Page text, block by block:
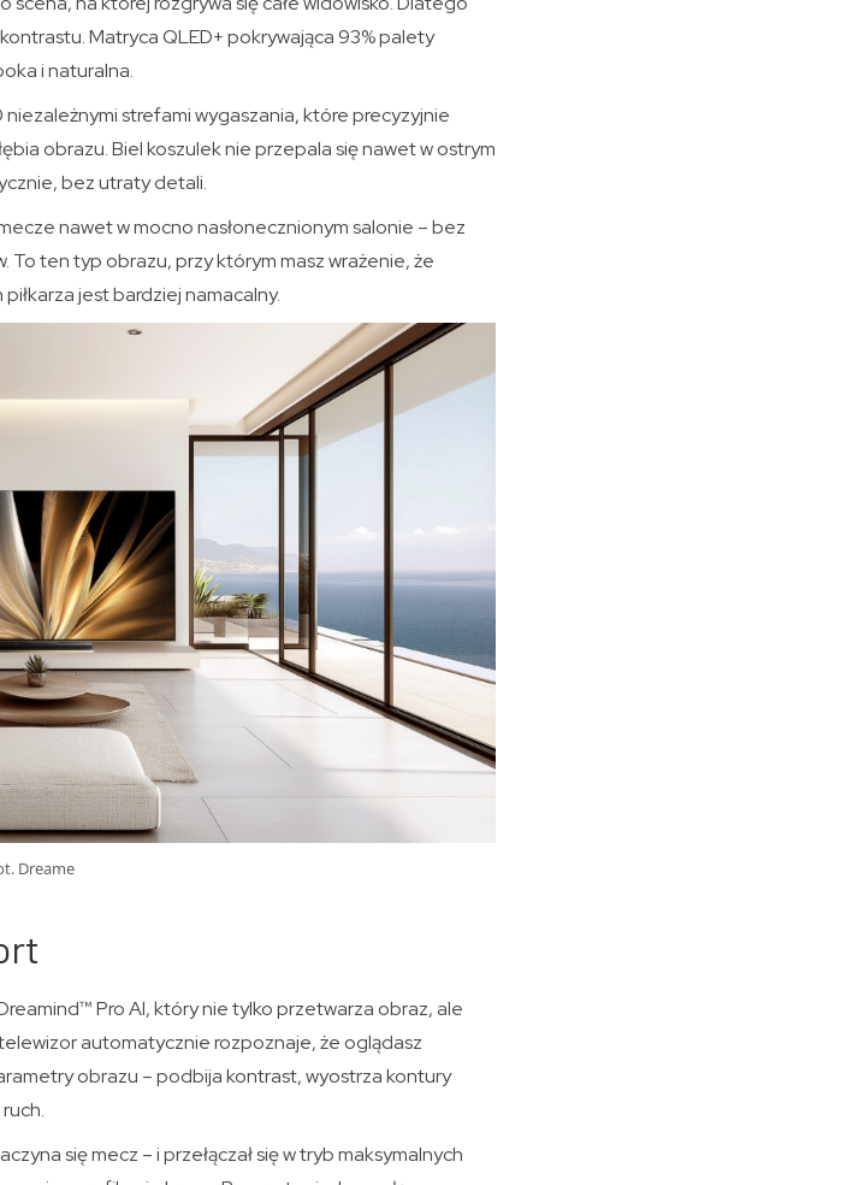
Matryca QLED+ pokrywająca 93% palety
i naturalna.
strefami wygaszania, które precyzyjnie
obrazu. Biel koszulek nie przepala się nawet w ostrym
bez utraty detali.
nawet w mocno nasłonecznionym salonie – bez
To ten typ obrazu, przy którym masz wrażenie, że
jest bardziej namacalny.
Dreame
Pro AI, który nie tylko przetwarza obraz, ale
automatycznie rozpoznaje, że oglądasz
obrazu – podbija kontrast, wyostrza kontury
się mecz – i przełączał się w tryb maksymalnych